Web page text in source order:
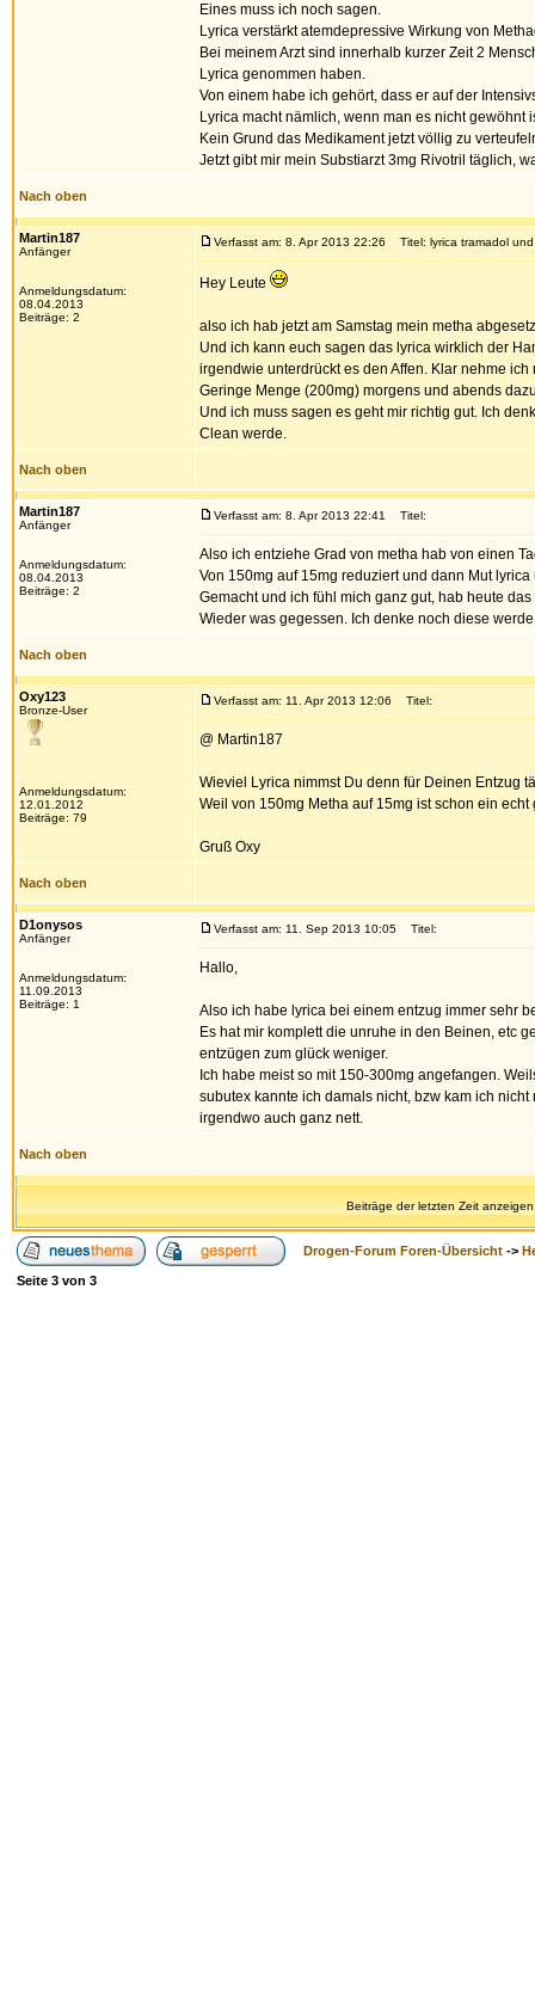
Eines muss ich noch sagen.
Lyrica verstärkt atemdepressive Wirkung von
Bei meinem Arzt sind innerhalb kurzer Zeit 2
Lyrica genommen haben.
Von einem habe ich gehört, dass er auf der
Lyrica macht nämlich, wenn man es nicht
Kein Grund das Medikament jetzt völlig zu
Jetzt gibt mir mein Substiarzt 3mg Rivotril täglich,
Nach oben
Martin187
Anfänger
Anmeldungsdatum:
08.04.2013
Beiträge: 2
Verfasst am: 8. Apr 2013 22:26 Titel: lyrica tramadol
Hey Leute
also ich hab jetzt am Samstag mein metha
Und ich kann euch sagen das lyrica wirklich der
irgendwie unterdrückt es den Affen. Klar nehme
Geringe Menge (200mg) morgens und abends
Und ich muss sagen es geht mir richtig gut. Ich
Clean werde.
Nach oben
Martin187
Anfänger
Anmeldungsdatum:
08.04.2013
Beiträge: 2
Verfasst am: 8. Apr 2013 22:41 Titel:
Also ich entziehe Grad von metha hab von einen
Von 150mg auf 15mg reduziert und dann Mut
Gemacht und ich fühl mich ganz gut, hab heute
Wieder was gegessen. Ich denke noch diese
Nach oben
Oxy123
Bronze-User
Anmeldungsdatum:
12.01.2012
Beiträge: 79
Verfasst am: 11. Apr 2013 12:06 Titel:
@ Martin187
Wieviel Lyrica nimmst Du denn für Deinen Entzug
Weil von 150mg Metha auf 15mg ist schon ein echt
Gruß Oxy
Nach oben
D1onysos
Anfänger
Anmeldungsdatum:
11.09.2013
Beiträge: 1
Verfasst am: 11. Sep 2013 10:05 Titel:
Hallo,
Also ich habe lyrica bei einem entzug immer sehr
Es hat mir komplett die unruhe in den Beinen, etc
entzügen zum glück weniger.
Ich habe meist so mit 150-300mg angefangen.
subutex kannte ich damals nicht, bzw kam ich
irgendwo auch ganz nett.
Nach oben
Beiträge der letzten Zeit
Drogen-Forum Foren-Übersicht ->
Seite 3 von 3